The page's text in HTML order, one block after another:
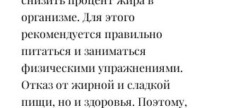
организме. Для этого
рекомендуется правильно
питаться и заниматься
физическими упражнениями.
Отказ от жирной и сладкой
пищи, но и здоровья. Поэтому,